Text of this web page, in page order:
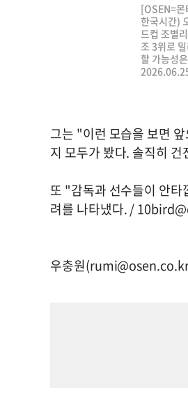
[OSEN=몬
한국시간)
드컵 조별
조 3위로
할 가능성
그는 "이런 모습을 보면
지 모두가 봤다. 솔직히
또 "감독과 선수들이 안
려를 나타냈다. /
우충원(